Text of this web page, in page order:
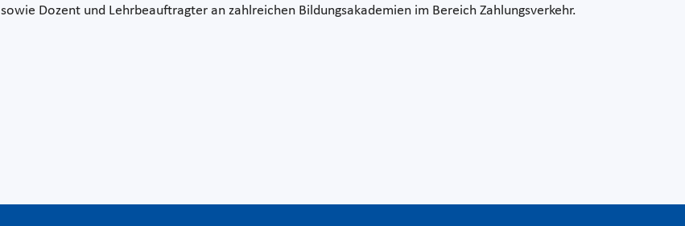
sowie Dozent und Lehrbeauftragter an zahlreichen Bildungsakademien im Bereich Zahlungsverkehr.